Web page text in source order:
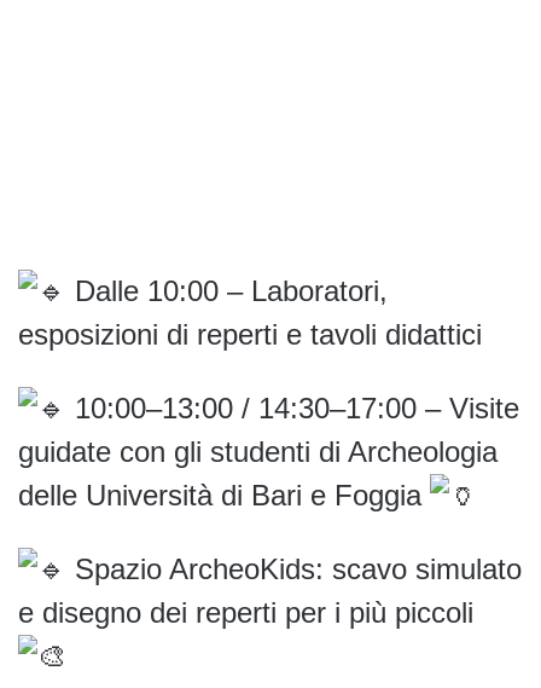
Dalle 10:00 – Laboratori,
esposizioni di reperti e tavoli didattici
10:00–13:00 / 14:30–17:00 – Visite
guidate con gli studenti di Archeologia
delle Università di Bari e Foggia
Spazio ArcheoKids: scavo simulato
e disegno dei reperti per i più piccoli